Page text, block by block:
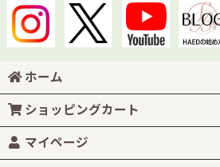
ホーム
ショッピングカート
マイページ